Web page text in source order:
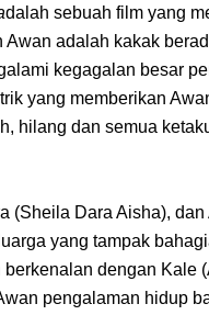
dalah sebuah film yang
Awan adalah kakak
kegagalan besar
yang memberikan
hilang dan semua
(Sheila Dara Aisha),
yang tampak
dengan Kale
pengalaman hidup